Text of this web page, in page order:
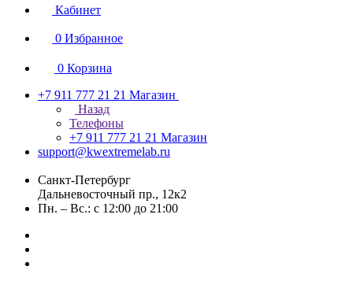
Кабинет
0 Избранное
0 Корзина
+7 911 777 21 21 Магазин
Назад
Телефоны
+7 911 777 21 21 Магазин
support@kwextremelab.ru
Санкт-Петербург
Дальневосточный пр., 12к2
Пн. – Вс.: с 12:00 до 21:00